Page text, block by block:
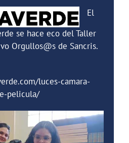
El
se hace eco del Taller
Orgullos@s de Sancris.
luces-camara-
pelicula/